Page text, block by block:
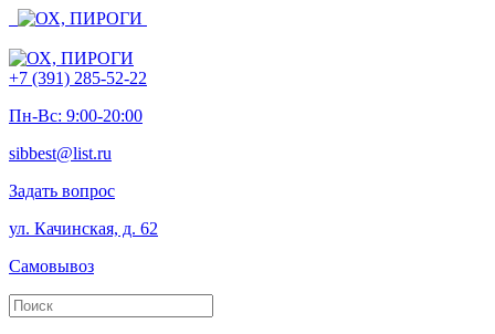
+7 (391) 285-52-22
Пн-Вс: 9:00-20:00
sibbest@list.ru
Задать вопрос
ул. Качинская, д. 62
Самовывоз